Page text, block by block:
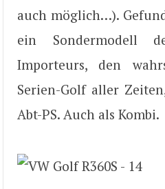
auch möglich…).
ein Sondermodell
Importeurs, den
Serien-Golf aller
Abt-PS. Auch als Kombi.